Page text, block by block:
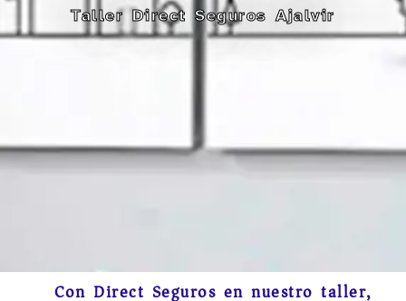
Taller Direct Seguros Ajalvir
Con Direct Seguros en nuestro taller,